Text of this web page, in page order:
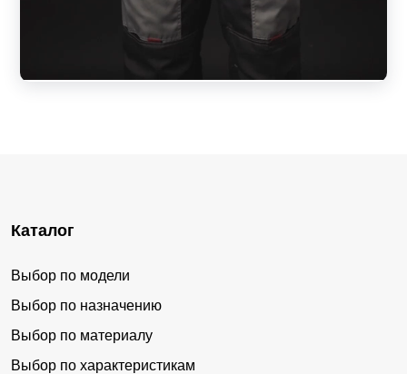
Каталог
Выбор по модели
Выбор по назначению
Выбор по материалу
Выбор по характеристикам